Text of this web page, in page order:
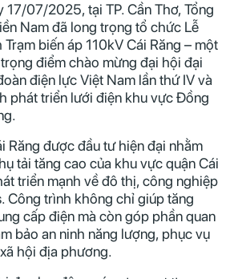
07/2025, tại TP. Cần Thơ, Tổng
Nam đã long trọng tổ chức Lễ
biến áp 110kV Cái Răng – một
điểm chào mừng đại hội đại
điện lực Việt Nam lần thứ IV và
phát triển lưới điện khu vực Đồng
được đầu tư hiện đại nhằm
tải tăng cao của khu vực quận Cái
triển mạnh về đô thị, công nghiệp
Công trình không chỉ giúp tăng
cấp điện mà còn góp phần quan
bảo an ninh năng lượng, phục vụ
hội địa phương.